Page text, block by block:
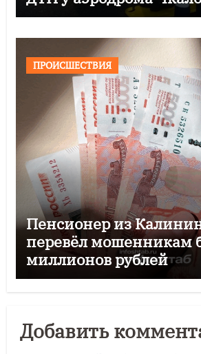
ПРОИСШЕСТВИЯ
Пенсионер из
перевёл мошенникам
миллионов рублей
Добавить